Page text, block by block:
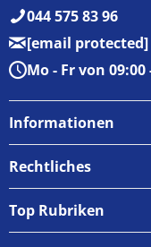
044 575 83 96
[email protected]
Mo - Fr von 09:00
Informationen
Über uns
Zahlungsarten
Rechtliches
AGB
Top Rubriken